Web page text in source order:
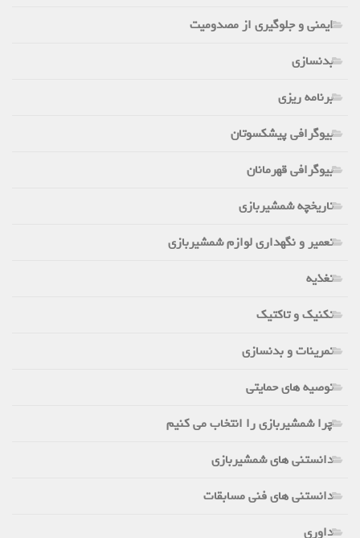
ایمنی و جلوگیری از مصدومیت
بدنسازی
برنامه ریزی
بیوگرافی پیشکسوتان
بیوگرافی قهرمانان
تاریخچه شمشیربازی
تعمیر و نگهداری لوازم شمشیربازی
تغذیه
تکنیک و تاکتیک
تمرینات و بدنسازی
توصیه های حمایتی
چرا شمشیربازی را انتخاب می کنیم
دانستنی های شمشیربازی
دانستنی های فنی مسابقات
داوری